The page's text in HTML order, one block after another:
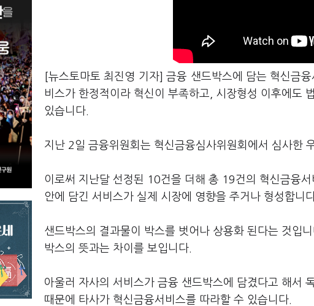
[뉴스토마토 최진영 기자] 금융 샌드박스에 담는 혁신금
비스가 한정적이라 혁신이 부족하고, 시장형성 이후에도
있습니다.
지난 2일 금융위원회는 혁신금융심사위원회에서 심사한
이로써 지난달 선정된 10건을 더해 총 19건의 혁신금융
안에 담긴 서비스가 실제 시장에 영향을 주거나 형성합니
샌드박스의 결과물이 박스를 벗어나 상용화 된다는 것입
박스의 뜻과는 차이를 보입니다.
아울러 자사의 서비스가 금융 샌드박스에 담겼다고 해서
때문에 타사가 혁신금융서비스를 따라할 수 있습니다.